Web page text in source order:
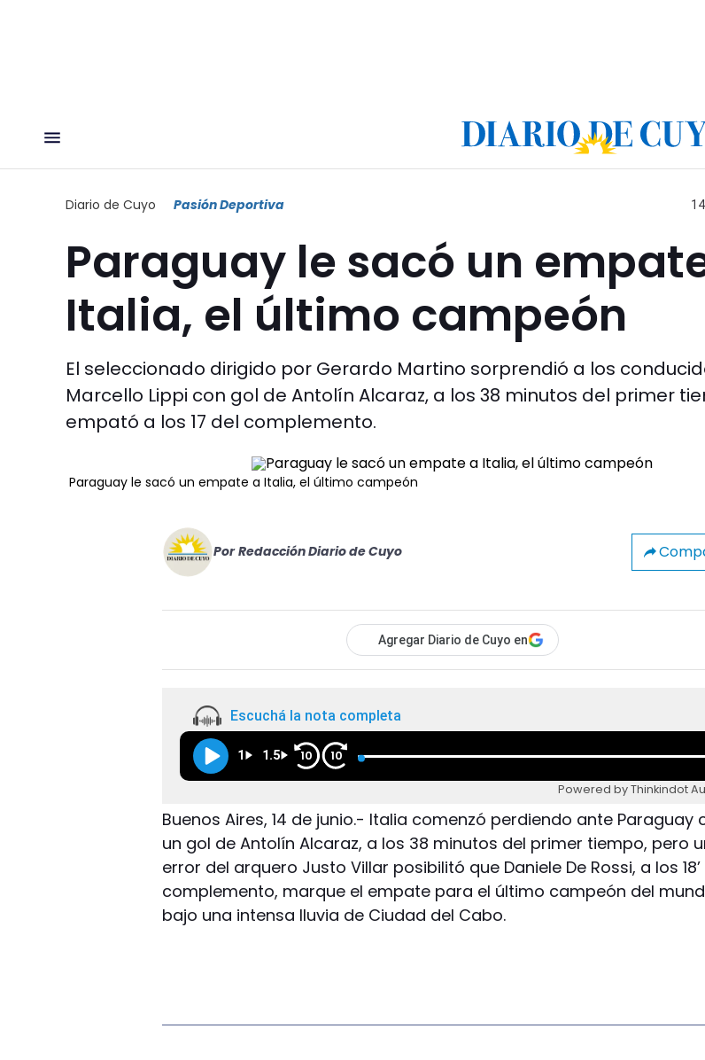
Diario de Cuyo Pasión Deportiva
Paraguay le sacó un
Italia, el último campeón
El seleccionado dirigido por Gerardo Martino sorprendió a los
Marcello Lippi con gol de Antolín Alcaraz, a los 38 minutos del primer
empató a los 17 del complemento.
Paraguay le sacó un empate a Italia, el último campeón
Por Redacción Diario de Cuyo
Agregar Diario de Cuyo en
Escuchá la nota completa
1 1.5 10 10
Powered by Thinkindot
Buenos Aires, 14 de junio.- Italia comenzó perdiendo ante Paraguay
un gol de Antolín Alcaraz, a los 38 minutos del primer tiempo, pero
error del arquero Justo Villar posibilitó que Daniele De Rossi, a los 18’
complemento, marque el empate para el último campeón del
bajo una intensa lluvia de Ciudad del Cabo.